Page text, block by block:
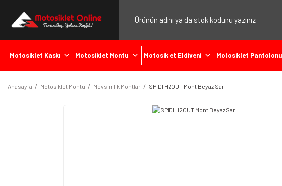
Motosiklet Kaskı Motosiklet Montu Motosiklet Eldiveni Motosiklet Pantolonu
Anasayfa Motosiklet Montu Mevsimlik Montlar SPIDI H2OUT Mont Beyaz Sarı